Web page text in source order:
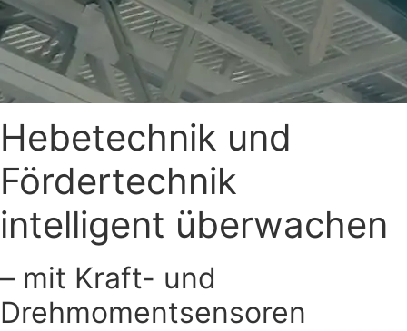
Hebetechnik und
Fördertechnik
intelligent überwachen
– mit Kraft- und
Drehmomentsensoren